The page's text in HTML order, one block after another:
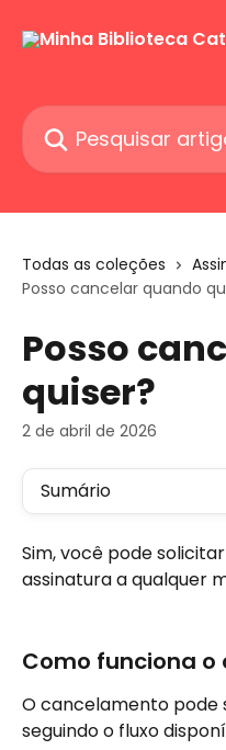
Pesquisar artigos...
Todas as coleções
Posso cancelar quando
Posso
quiser?
2 de abril de 2026
Sumário
Sim, você pode
assinatura a qualquer
Como funciona
O cancelamento pode
seguindo o fluxo